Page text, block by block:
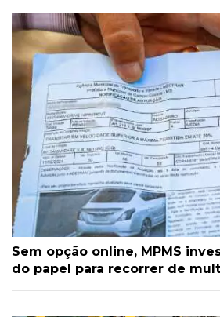
Sem opção online, MPMS
do papel para recorrer de